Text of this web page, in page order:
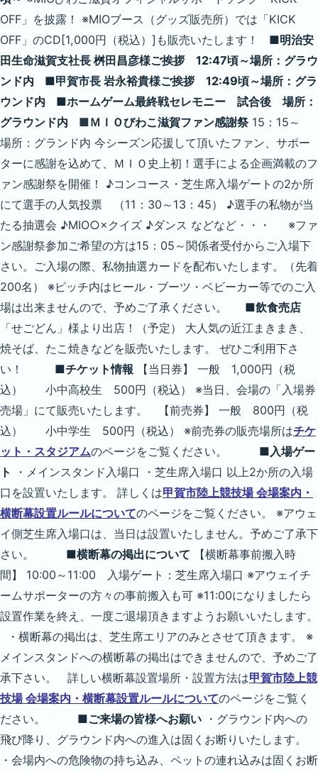
OFF」を披露！ ※MIOブース（グッズ販売所）では「KICK
OFF」のCD[1,000円（税込）]も販売いたします！ ■明治安
田生命滋賀支社長 桝田昌彦様ご挨拶 12:47頃～場所：グラウ
ンド内
■甲賀市長 岩永裕貴様ご挨拶 12:49頃～場所：グラ
ウンド内
■ホームゲーム最終戦セレモニー 試合後 場所：
グラウンド内 ■ＭＩＯびわこ滋賀ファン感謝祭15：15～
場所：グランド内 今シーズン応援して頂いたファン、サポー
ターに感謝を込めて、ＭＩＯ史上初！選手による企画満載のフ
ァン感謝祭を開催！ ♪コンコース・芝生席入場ゲートの2か所
にて選手の人気投票 （11：30～13：45） ♪選手の私物が当
たる抽選会 ♪MIO○×クイズ ♪ダンス などなど・・・ ※ファ
ン感謝祭参加ご希望の方は15：05～関係者受付からご入場下
さい。ご入場の際、私物抽選カードを配布いたします。（先着
200名） ※ピッチ内はヒール・ブーツ・ベビーカー等でのご入
場は出来ませんので、予めご了承ください。 ■飲食売店
「せごどん」様より出店！（予定） 大人気の近江まきまき、
焼そば、たこ焼きなどを販売いたします。 ぜひご利用下さ
い！ ■チケット情報 【当日券】 一般 1,000円（税
込） 小中高校生 500円（税込） ※当日、会場の「入場券
売場」にて販売いたします。 【前売券】 一般 800円（税
込） 小中学生 500円（税込） ※前売券の販売場所はチケ
ット・スタジアムのページをご覧ください。 ■入場ゲー
ト
・メインスタンド入場口 ・芝生席入場口 以上2か所の入場
口を設置いたします。 詳しくは甲賀市陸上競技場 会場案内・
横断幕設置ルールについてのページをご覧ください。 ※アウェ
イ側芝生席入場口は、当日は設置いたしません。予めご了承下
さい。 ■横断幕の掲出について 【横断幕事前搬入時
間】 10:00～11:00 入場ゲート：芝生席入場口 ※アウェイチ
ームサポーターの方々の事前搬入も可 ※11:00になりましたら
設置作業を終え、一度ご退場頂きますようお願いいたします。
・横断幕の掲出は、芝生席エリアのみとさせて頂きます。 ※
メインスタンドへの横断幕の掲出はできませんので、予めご了
承下さい。 詳しい横断幕設置場所・設置方法は甲賀市陸上競
技場 会場案内・横断幕設置ルールについてのページをご覧く
ださい。 ■ご来場の皆様へお願い ・グラウンド内への
飛び降り、グラウンド内への進入は固くお断りいたします。
・会場内への危険物の持ち込み、ペットの連れ込みは固くお断